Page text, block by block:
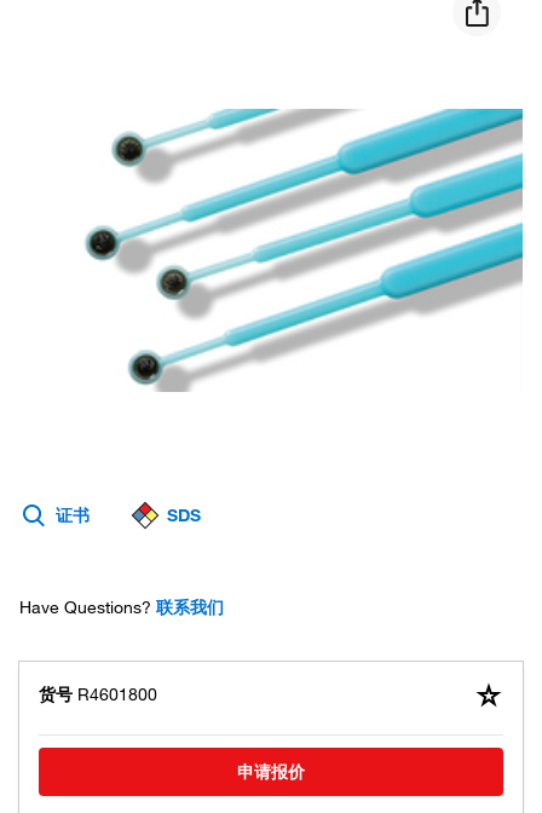
证书 SDS
Have Questions? 联系我们
货号 R4601800
申请报价